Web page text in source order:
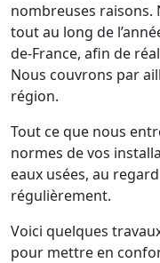
nombreuses
tout au long de
de-France, afin de
Nous couvrons par
région.
Tout ce que nous
normes de vos
eaux usées, au
régulièrement.
Voici quelques
pour mettre en